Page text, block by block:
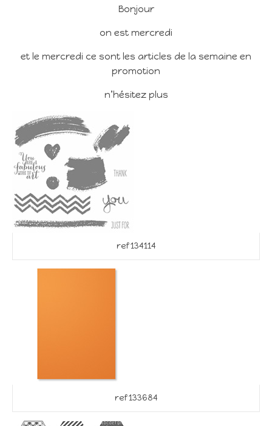
Bonjour
on est mercredi
et le mercredi ce sont les articles de la semaine en
promotion
n’hésitez plus
ref 134114
ref 133684